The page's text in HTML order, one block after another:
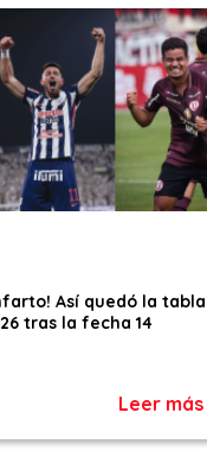
Así quedó la tabla
tras la fecha 14
Leer más